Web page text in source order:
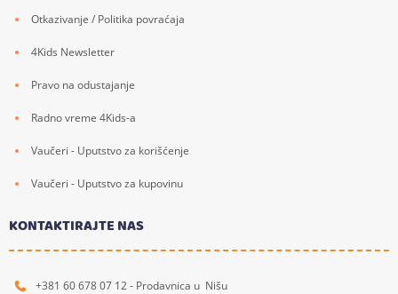
Otkazivanje / Politika povraćaja
4Kids Newsletter
Pravo na odustajanje
Radno vreme 4Kids-a
Vaučeri - Uputstvo za korišćenje
Vaučeri - Uputstvo za kupovinu
KONTAKTIRAJTE NAS
+381 60 678 07 12 - Prodavnica u Nišu